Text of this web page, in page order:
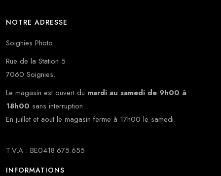
NOTRE ADRESSE
Soignies Photo
Rue de la Station 5
7060 Soignies.
Le magasin est ouvert du mardi au samedi de 9h00 à
18h00 sans interruption.
En juillet et aout le magasin ferme à 17h00 le samedi.
T.V.A : BE0418.675.655
INFORMATIONS